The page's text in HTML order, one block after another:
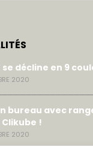
se décline en 9
2020
bureau avec
!
2020